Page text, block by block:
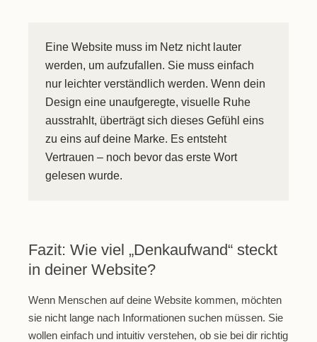
Eine Website muss im Netz nicht lauter
werden, um aufzufallen. Sie muss einfach
nur leichter verständlich werden. Wenn dein
Design eine unaufgeregte, visuelle Ruhe
ausstrahlt, überträgt sich dieses Gefühl eins
zu eins auf deine Marke. Es entsteht
Vertrauen – noch bevor das erste Wort
gelesen wurde.
Fazit: Wie viel „Denkaufwand“ steckt
in deiner Website?
Wenn Menschen auf deine Website kommen, möchten
sie nicht lange nach Informationen suchen müssen. Sie
wollen einfach und intuitiv verstehen, ob sie bei dir richtig